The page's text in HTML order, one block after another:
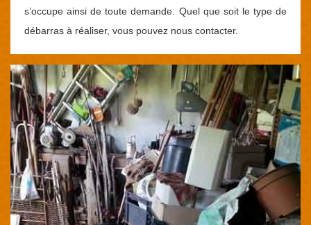
s’occupe ainsi de toute demande. Quel que soit le type de
débarras à réaliser, vous pouvez nous contacter.